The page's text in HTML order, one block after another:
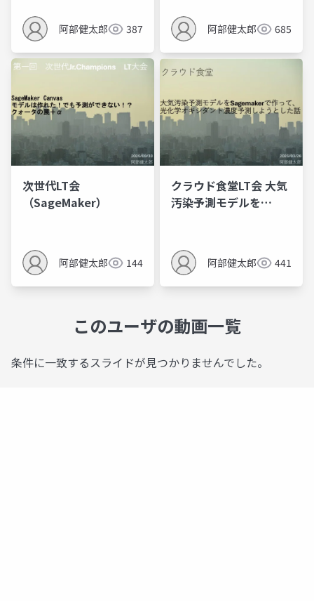
阿部健太郎 387
違った話
阿部健太郎 685
次世代LT会
（SageMaker）
阿部健太郎 144
クラウド食堂LT会 大気
汚染予測モデルを
阿部健太郎 441
このユーザの動画一覧
条件に一致するスライドが見つかりませんでした。